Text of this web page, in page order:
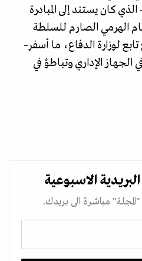
كان يستند إلى المبادرة
الهرمي الصارم للسلطة
لوزارة الدفاع، ما أسفر–
الإداري وتباطؤ في
الاسبوعية
مباشرة الى بريدك.